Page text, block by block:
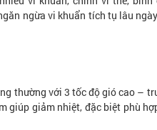
ngừa vi khuẩn tích tụ lâu
thường với 3 tốc độ gió cao –
giảm nhiệt, đặc biệt phù